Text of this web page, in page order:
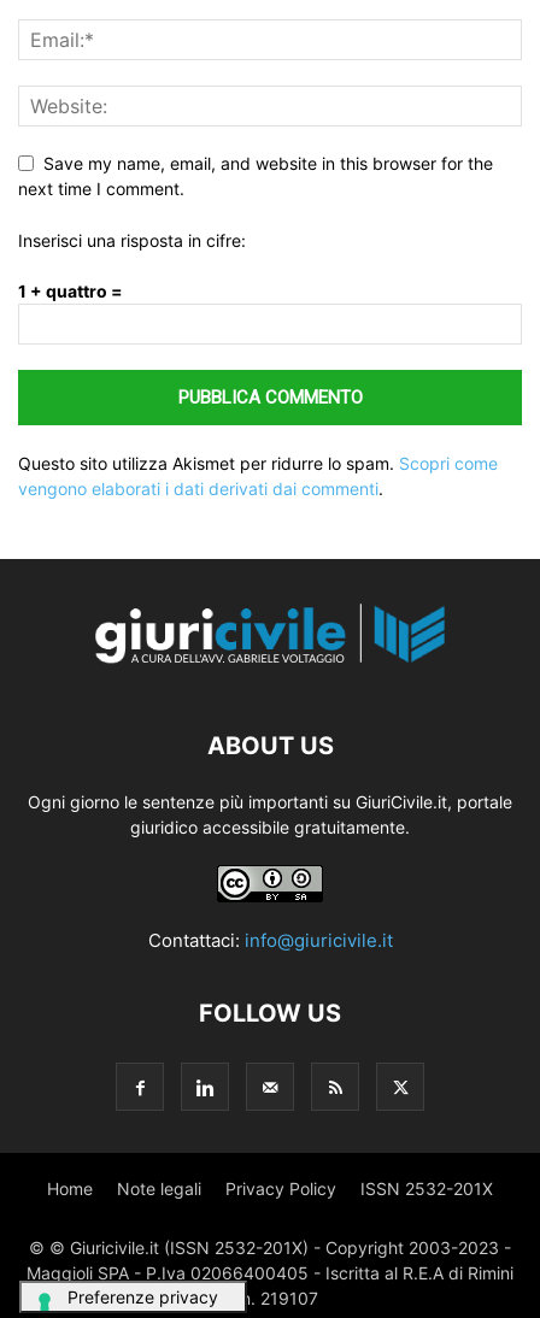
Save my name, email, and website in this browser for the
next time I comment.
Inserisci una risposta in cifre:
1 + quattro =
Questo sito utilizza Akismet per ridurre lo spam. Scopri come
vengono elaborati i dati derivati dai commenti.
ABOUT US
Ogni giorno le sentenze più importanti su GiuriCivile.it, portale
giuridico accessibile gratuitamente.
Contattaci: info@giuricivile.it
FOLLOW US
Home Note legali Privacy Policy ISSN 2532-201X
© © Giuricivile.it (ISSN 2532-201X) - Copyright 2003-2023 -
Maggioli SPA - P.Iva 02066400405 - Iscritta al R.E.A di Rimini
al n. 219107